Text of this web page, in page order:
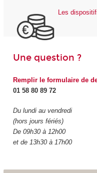
Les
Une question ?
Remplir le formulaire de
01 58 80 89 72
Du lundi au vendredi
(hors jours fériés)
De 09h30 à 12h00
et de 13h30 à 17h00